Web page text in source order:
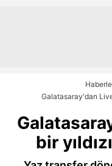
Galatasaray'dan
bir